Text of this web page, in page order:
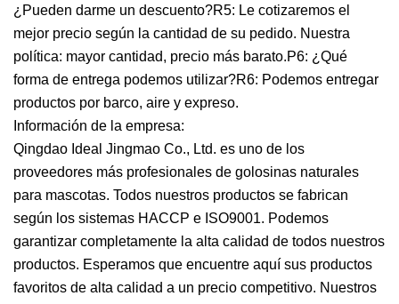
¿Pueden darme un descuento?R5: Le cotizaremos el
mejor precio según la cantidad de su pedido. Nuestra
política: mayor cantidad, precio más barato.P6: ¿Qué
forma de entrega podemos utilizar?R6: Podemos entregar
productos por barco, aire y expreso.
Información de la empresa:
Qingdao Ideal Jingmao Co., Ltd. es uno de los
proveedores más profesionales de golosinas naturales
para mascotas. Todos nuestros productos se fabrican
según los sistemas HACCP e ISO9001. Podemos
garantizar completamente la alta calidad de todos nuestros
productos. Esperamos que encuentre aquí sus productos
favoritos de alta calidad a un precio competitivo. Nuestros